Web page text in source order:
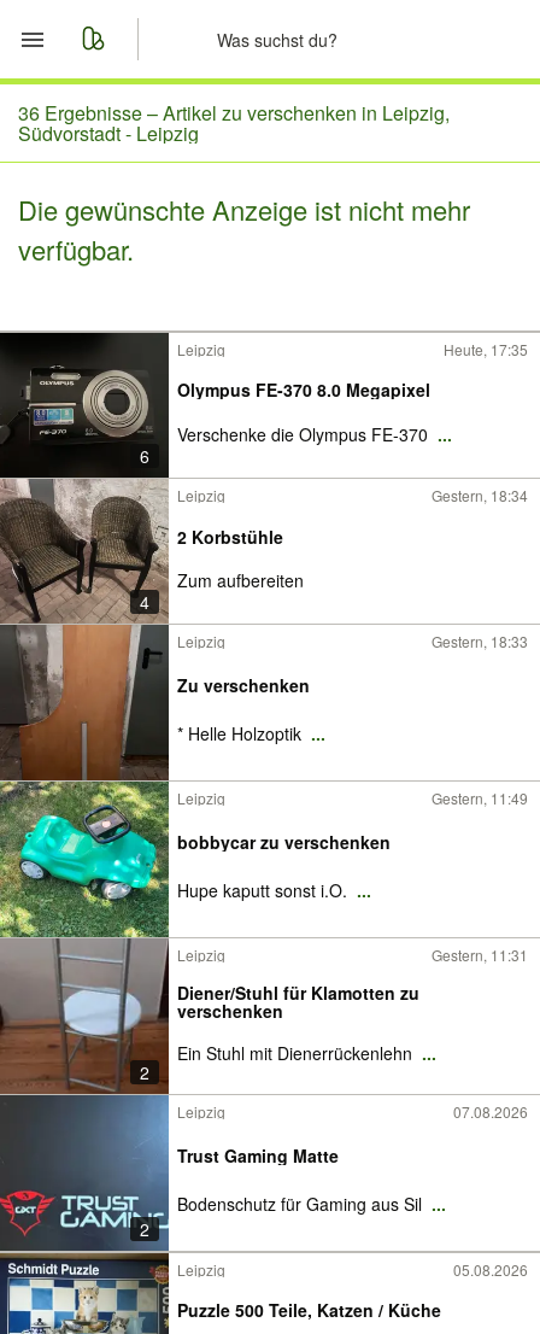
Start
Merkliste
Nachrichten
36 Ergebnisse –Artikel zu verschenken in Leipzig,
Südvorstadt - Leipzig
Die gewünschte Anzeige ist nicht mehr
verfügbar.
6
Leipzig Heute, 17:35
Olympus FE-370 8.0 Megapixel
Verschenke die Olympus FE-370 ...
4
Leipzig Gestern, 18:34
2 Korbstühle
Zum aufbereiten
Leipzig Gestern, 18:33
Zu verschenken
* Helle Holzoptik ...
Leipzig Gestern, 11:49
bobbycar zu verschenken
Hupe kaputt sonst i.O. ...
2
Leipzig Gestern, 11:31
Diener/Stuhl für Klamotten zu
verschenken
Ein Stuhl mit Dienerrückenlehn ...
2
Leipzig 07.08.2026
Trust Gaming Matte
Bodenschutz für Gaming aus Sil ...
Leipzig 05.08.2026
Puzzle 500 Teile, Katzen / Küche